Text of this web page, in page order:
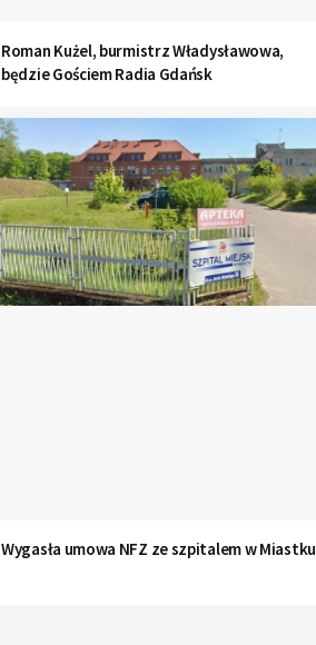
Roman Kużel, burmistrz Władysławowa,
będzie Gościem Radia Gdańsk
Wygasła umowa NFZ ze szpitalem w Miastku